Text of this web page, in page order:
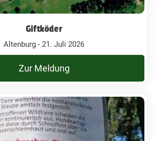
Giftköder
Altenburg - 21. Juli 2026
Zur Meldung